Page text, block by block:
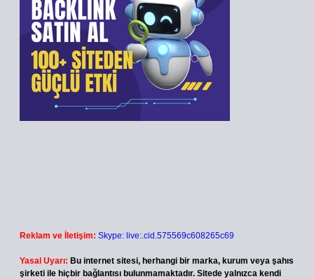
Reklam ve İletişim: Skype: live:.cid.575569c608265c69
Yasal Uyarı: Bu internet sitesi, herhangi bir marka, kurum veya şahıs
şirketi ile hiçbir bağlantısı bulunmamaktadır. Sitede yalnızca kendi